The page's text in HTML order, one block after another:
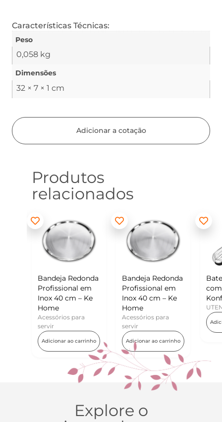
Características Técnicas:
Peso
0,058 kg
Dimensões
32 × 7 × 1 cm
Adicionar a cotação
Produtos
relacionados
Bandeja Redonda
Profissional em
Inox 40 cm – Ke
Acessórios para
Adicionar ao carrinho
Bandeja Redonda
Profissional em
Inox 40 cm – Ke
Acessórios para
Adicionar ao carrinho
Batedor de
com Raspador
Konfektt
Adicionar ao
Explore o